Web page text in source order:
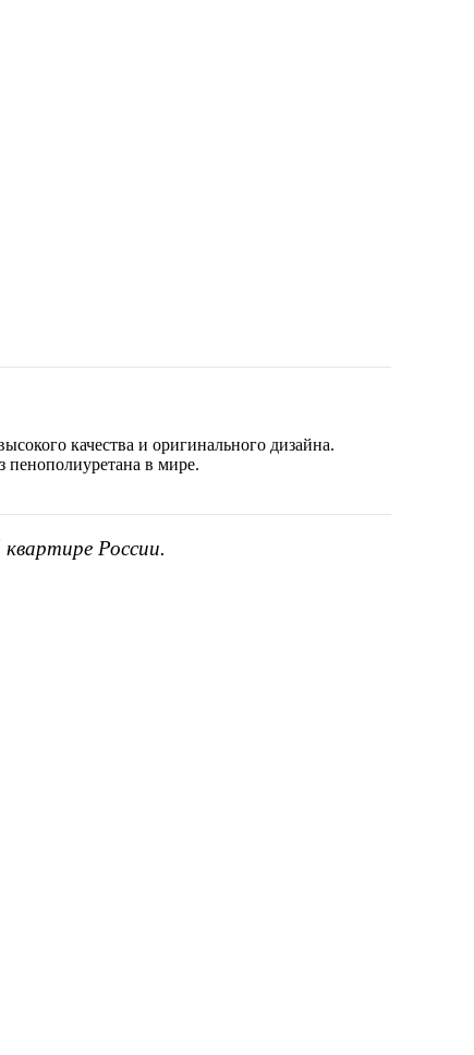
качества и оригинального дизайна.
пенополиуретана в мире.
России.